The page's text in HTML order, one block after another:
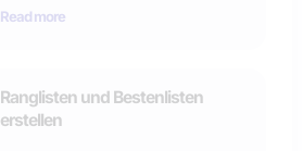
Read more
Ranglisten und Bestenlisten
erstellen